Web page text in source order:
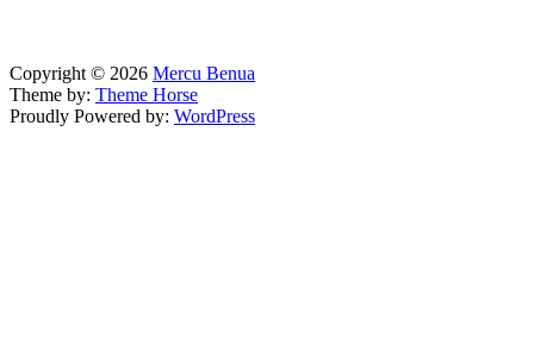
Copyright © 2026 Mercu Benua
Theme by: Theme Horse
Proudly Powered by: WordPress